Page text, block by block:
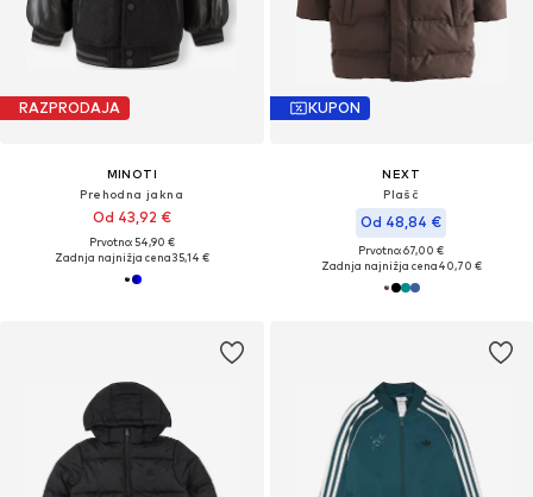
RAZPRODAJA
MINOTI
Prehodna jakna
Od 43,92 €
Prvotno: 54,90 €
Zadnja najnižja cena35,14 €
KUPON
NEXT
Plašč
Od 48,84 €
Prvotno: 67,00 €
Zadnja najnižja cena40,70 €